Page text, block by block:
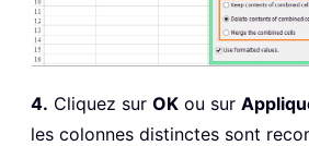
4. Cliquez sur OK ou sur
les colonnes distinctes sont